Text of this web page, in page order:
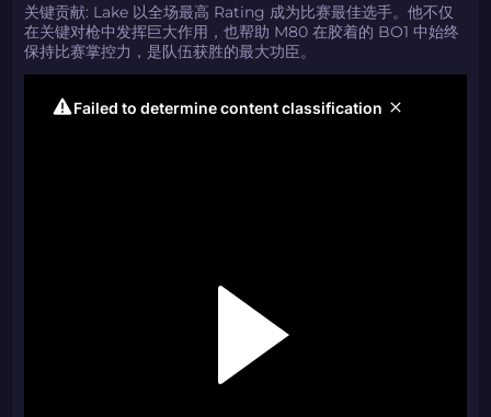
关键贡献: Lake 以全场最高 Rating 成为比赛最佳选手。他不仅
在关键对枪中发挥巨大作用，也帮助 M80 在胶着的 BO1 中始终
保持比赛掌控力，是队伍获胜的最大功臣。